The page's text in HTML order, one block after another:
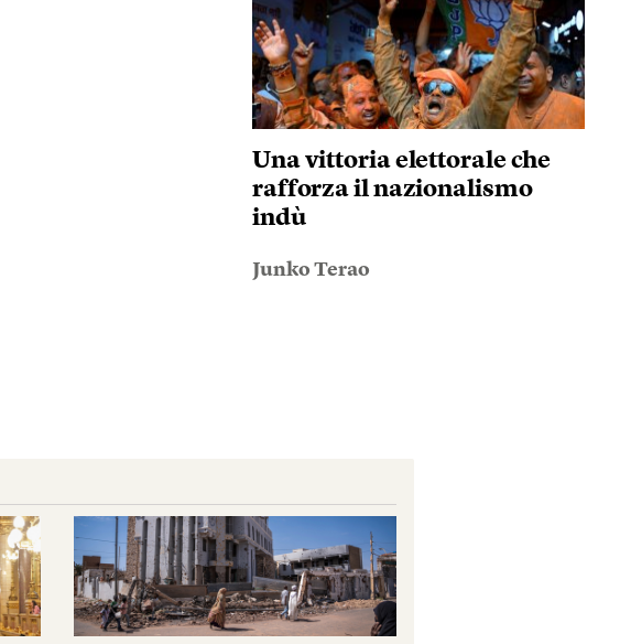
Una vittoria elettorale che
rafforza il nazionalismo
indù
Junko Terao